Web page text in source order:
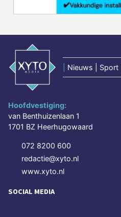
Nieuws | Sport
Hoofdvestiging:
van Benthuizenlaan 1
1701 BZ Heerhugowaard
072 8200 600
redactie@xyto.nl
www.xyto.nl
SOCIAL MEDIA